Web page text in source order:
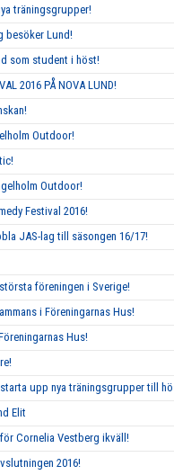
träningsgrupper!
besöker Lund!
som student i höst!
2016 PÅ NOVA LUND!
Outdoor!
Outdoor!
Festival 2016!
JAS-lag till säsongen 16/17!
föreningen i Sverige!
i Föreningarnas Hus!
Hus!
upp nya träningsgrupper till
Elit
Cornelia Vestberg ikväll!
2016!